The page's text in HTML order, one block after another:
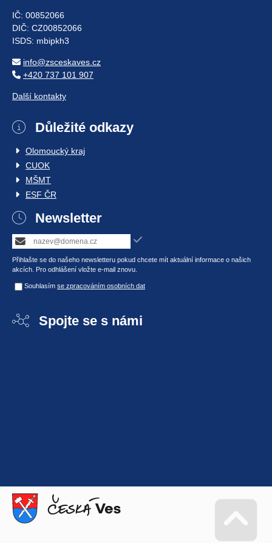
IČ: 00852066
DIČ: CZ00852066
ISDS: mbipkh3
info@zsceskaves.cz
+420 737 101 907
Další kontakty
Důležité odkazy
Olomoucký kraj
CUOK
MŠMT
ESF ČR
Newsletter
Přihlašte se do našeho newsletteru pokud chcete mít aktuální informace o našich
akcích. Pro odhlášení vložte e-mail znovu.
Souhlasím se zpracováním osobních dat
Spojte se s námi